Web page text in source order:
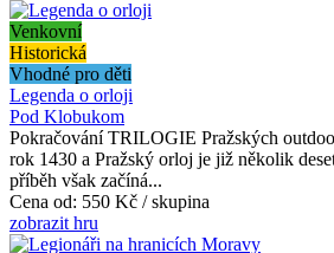
Venkovní
Historická
Vhodné pro děti
Legenda o orloji
Pod Klobukom
Pokračování TRILOGIE Pražských
rok 1430 a Pražský orloj je již několik
příběh však začíná...
Cena od: 550 Kč / skupina
zobrazit hru